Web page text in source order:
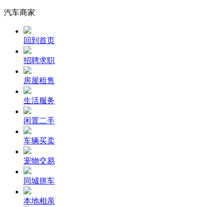
汽车商家
回到首页
招聘求职
房屋租售
生活服务
闲置二手
车辆买卖
宠物交易
同城拼车
本地相亲